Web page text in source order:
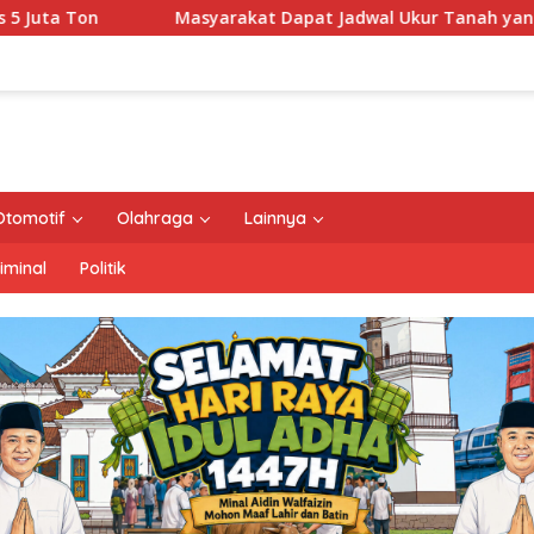
Dapat Jadwal Ukur Tanah yang Lebih Jelas Berkat Layanan
Olahraga Lainnya
Politik